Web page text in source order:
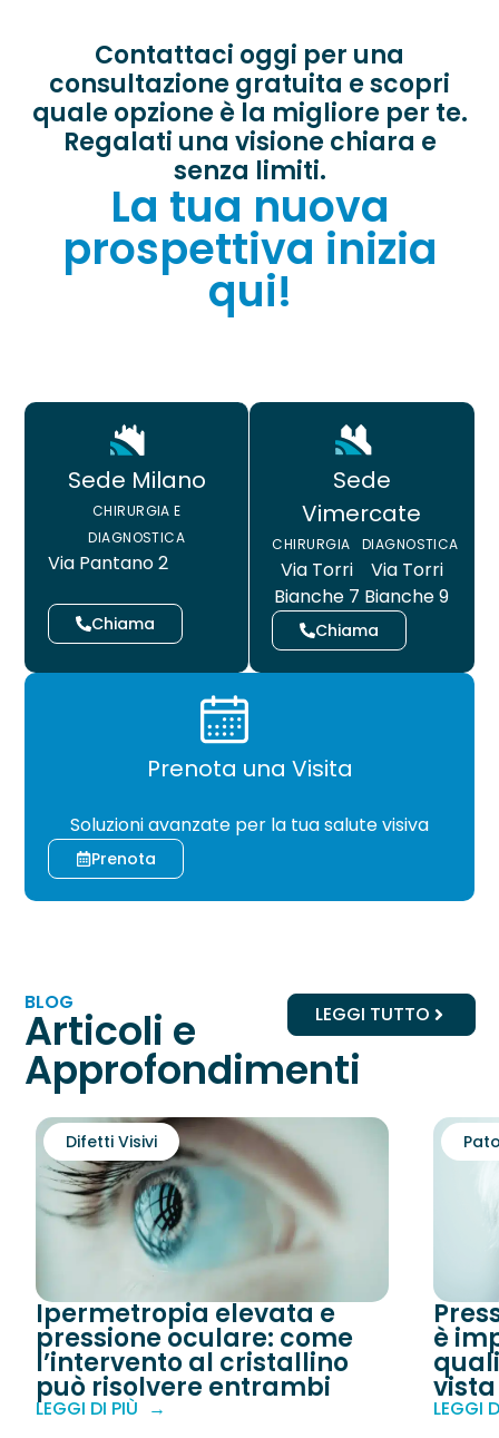
Contattaci oggi per una
consultazione gratuita e scopri
quale opzione è la migliore per te.
Regalati una visione chiara e
senza limiti.
La tua nuova
prospettiva inizia
qui!
Sede Milano
CHIRURGIA E
DIAGNOSTICA
Via Pantano 2
Chiama
Sede
Vimercate
CHIRURGIA
Via Torri
Bianche 7
DIAGNOSTICA
Via Torri
Bianche 9
Chiama
Prenota una Visita
Soluzioni avanzate per la tua salute visiva
Prenota
BLOG
Articoli e
Approfondimenti
LEGGI TUTTO
Ipermetropia elevata e
pressione oculare: come
l’intervento al cristallino
può risolvere entrambi
Difetti Visivi
LEGGI DI PIÙ
è
vista
LEGGI